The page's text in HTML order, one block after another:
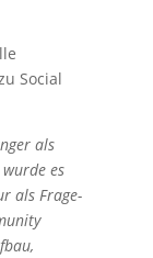
Social
als
es
als Frage-